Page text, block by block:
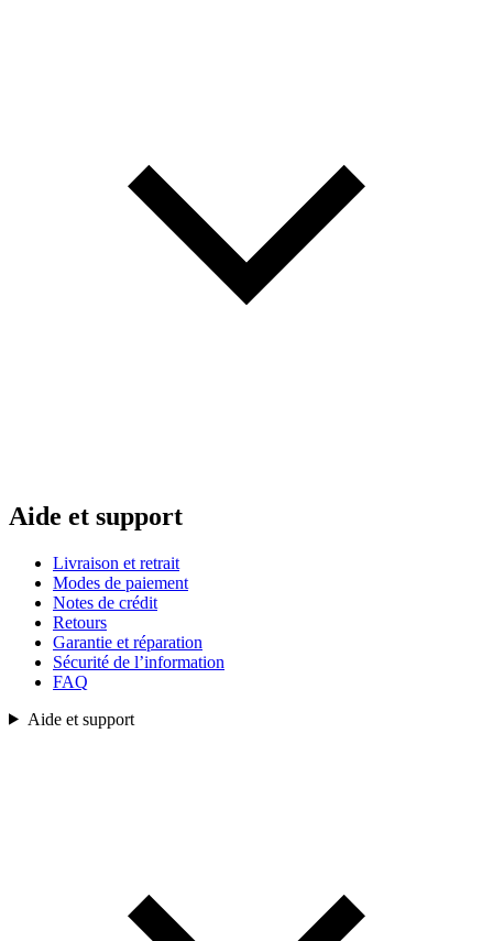
Aide et support
Livraison et retrait
Modes de paiement
Notes de crédit
Retours
Garantie et réparation
Sécurité de l’information
FAQ
Aide et support